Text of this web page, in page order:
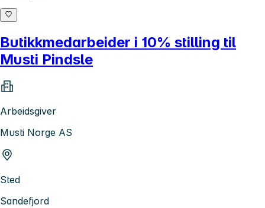
Butikkmedarbeider i 10% stilling til
Musti Pindsle
Arbeidsgiver
Musti Norge AS
Sted
Sandefjord